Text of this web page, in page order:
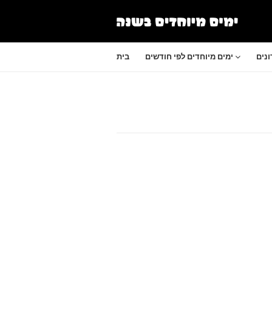
בית ימים מיוחדים לפי חודשים